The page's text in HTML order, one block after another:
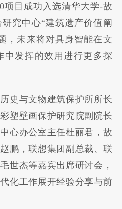
项目成功入选清华大学-故
究中心“建筑遗产价值阐
，未来将对具身智能在文
中发挥的效用进行更多探
史与文物建筑保护所所长
塑壁画保护研究院副院长
心办公室主任杜丽君，故
鹏，联想集团副总裁、联
世杰等嘉宾出席研讨会，
化工作展开经验分享与前